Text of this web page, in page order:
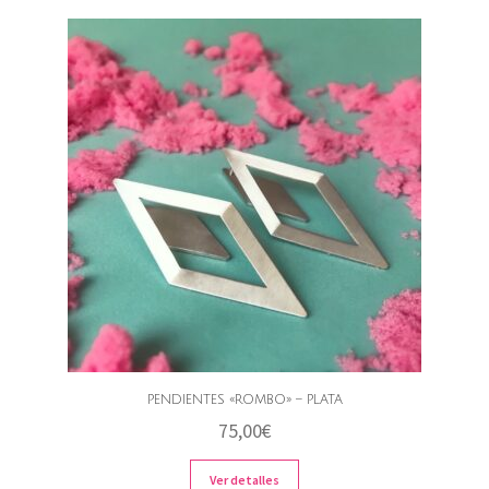
PENDIENTES «ROMBO» – PLATA
75,00€
Ver detalles